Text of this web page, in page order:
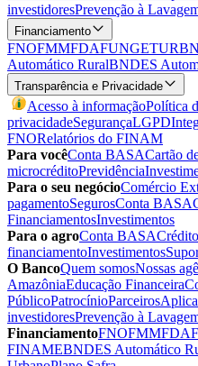
investidoresPrevenção à
Financiamento
FNOFMMFDAFUNGETUR
Automático RuralBNDES
Transparência e Privacidade
Acesso à informaçãoPolítica
privacidadeSegurançaLGPD
FNORelatórios do FINAM
Para vocêConta BASACartão
microcréditoPrevidência
Para o seu negócioComércio
pagamentoSegurosConta BASA
FinanciamentosInvestimentos
Para o agroConta BASA
financiamentoInvestimentos
O BancoQuem somosNossas
AmazôniaEducação Financeira
PúblicoPatrocínioParceiros
investidoresPrevenção à
FinanciamentoFNOFMMFDA
FINAMEBNDES Automático